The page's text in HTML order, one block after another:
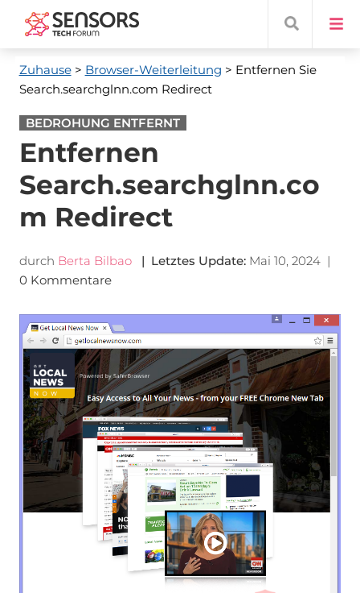
Zuhause> Browser-Weiterleitung > Entfernen Sie
Search.searchglnn.com Redirect
BEDROHUNG ENTFERNT
Entfernen
Search.searchglnn.co
m Redirect
durch Berta Bilbao | Letztes Update: Mai 10, 2024|
0 Kommentare